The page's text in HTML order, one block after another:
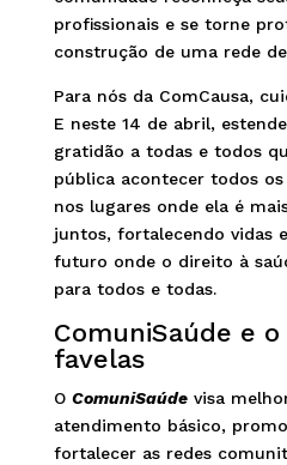
profissionais e se torne
construção de uma rede
Para nós da ComCausa,
E neste 14 de abril,
gratidão a todas e todos
pública acontecer todos
nos lugares onde ela é
juntos, fortalecendo vidas
futuro onde o direito à
para todos e todas.
ComuniSaúde e
favelas
O ComuniSaúdevisa
atendimento básico,
fortalecer as redes